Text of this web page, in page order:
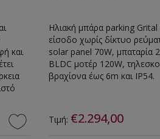
και
Ηλιακή μπάρα parking Grital
είσοδο χωρίς δίκτυο
solar panel 70W, μπαταρία
BLDC μοτέρ 120W,
βραχίονα έως 6m και IP54.
Τιμή: €2.294,00